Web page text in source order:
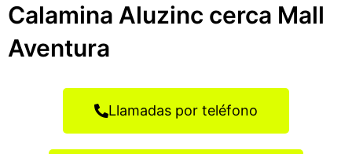
Calamina Aluzinc cerca Mall
Aventura
Llamadas por teléfono